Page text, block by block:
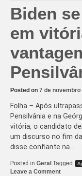
Biden
em
Posted on 7 de novembro
Folha – Após
Pensilvânia e na
vitória, o candidato
um discurso no fim
disse confiante na…
Posted in Geral Tagged
Leave a Commenton